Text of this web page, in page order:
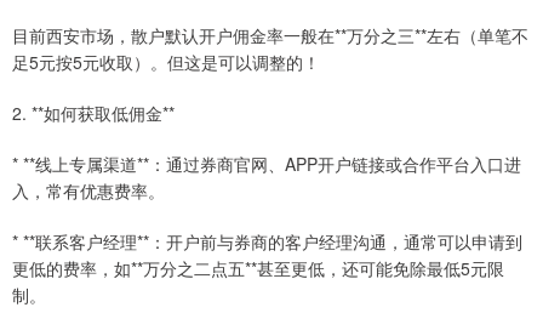
目前西安市场，散户默认开户佣金率一般在**万分之三**左右（单笔不
足5元按5元收取）。但这是可以调整的！
2. **如何获取低佣金**
* **线上专属渠道**：通过券商官网、APP开户链接或合作平台入口进
入，常有优惠费率。
* **联系客户经理**：开户前与券商的客户经理沟通，通常可以申请到
更低的费率，如**万分之二点五**甚至更低，还可能免除最低5元限
制。